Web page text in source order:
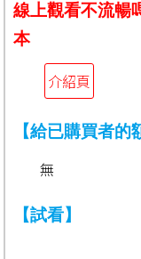
線上觀看不流暢
本
介紹頁
【給已購買者的
無
【試看】